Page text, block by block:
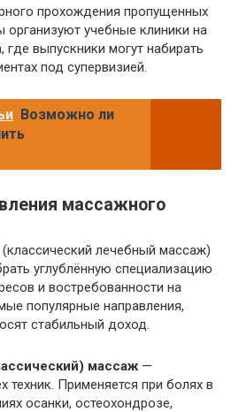
прохождения пропущенных
организуют учебные клиники на
где выпускники могут набирать
под супервизией.
Возможно ли
массажного
лечебный массаж)
углублённую специализацию
и востребованности на
популярные направления,
стабильный доход.
массаж —
техник. Применяется при болях в
осанки, остеохондрозе,